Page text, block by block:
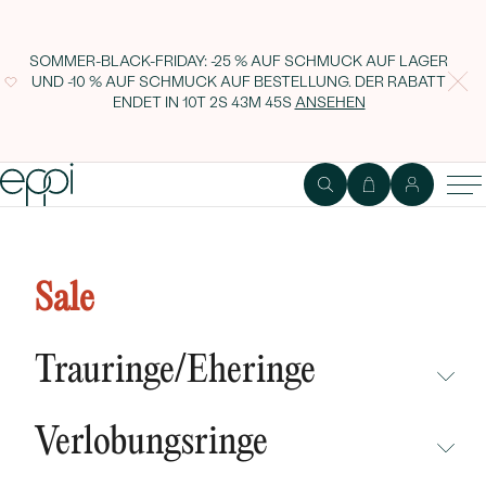
SOMMER-BLACK-FRIDAY: -25 % AUF SCHMUCK AUF LAGER
UND -10 % AUF SCHMUCK AUF BESTELLUNG. DER RABATT
ENDET IN 10T 2S 43M 44S ANSEHEN
Sale
Trauringe/Eheringe
NEUHEITEN
Verlobungsringe
Diamanten Abella